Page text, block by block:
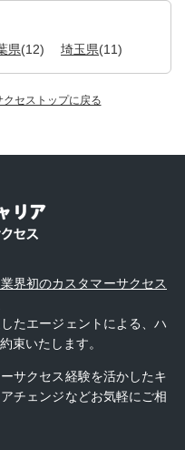
県(12) 埼玉県(11)
セストップに戻る
界初のカスタマーサクセス
たエージェントによる、ハ
束いたします。
サクセス経験を活かしたキ
チェンジなどお気軽にご相